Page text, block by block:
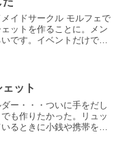
イドサークル モルフェで
ットを作ることに。メン
です。イベントだけでは
生地の選択...
ット
ー・・・ついに手をだし
も作りたかった。リュッ
るときに小銭や携帯を入